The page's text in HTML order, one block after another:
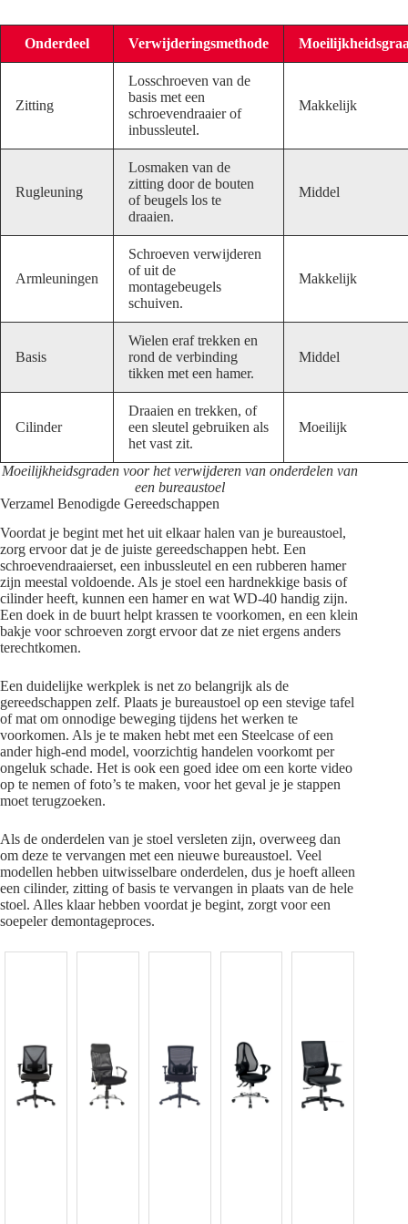
Onderdeel Verwijderingsmethode
Zitting
Losschroeven van de
basis met een
schroevendraaier of
inbussleutel.
Makkelijk
Rugleuning
Losmaken van de
zitting door de bouten
of beugels los te
draaien.
Middel
Armleuningen
Schroeven verwijderen
of uit de
montagebeugels
schuiven.
Makkelijk
Basis
Wielen eraf trekken en
rond de verbinding
tikken met een hamer.
Middel
Cilinder
Draaien en trekken, of
een sleutel gebruiken als
het vast zit.
Moeilijk
Moeilijkheidsgraden voor het verwijderen van onderdelen van
een bureaustoel
Verzamel Benodigde Gereedschappen
Voordat je begint met het uit elkaar halen van je bureaustoel,
zorg ervoor dat je de juiste gereedschappen hebt. Een
schroevendraaierset, een inbussleutel en een rubberen hamer
zijn meestal voldoende. Als je stoel een hardnekkige basis of
cilinder heeft, kunnen een hamer en wat WD-40 handig zijn.
Een doek in de buurt helpt krassen te voorkomen, en een klein
bakje voor schroeven zorgt ervoor dat ze niet ergens anders
terechtkomen.
Een duidelijke werkplek is net zo belangrijk als de
gereedschappen zelf. Plaats je bureaustoel op een stevige tafel
of mat om onnodige beweging tijdens het werken te
voorkomen. Als je te maken hebt met een Steelcase of een
ander high-end model, voorzichtig handelen voorkomt per
ongeluk schade. Het is ook een goed idee om een korte video
op te nemen of foto’s te maken, voor het geval je je stappen
moet terugzoeken.
Als de onderdelen van je stoel versleten zijn, overweeg dan
om deze te vervangen met een nieuwe bureaustoel. Veel
modellen hebben uitwisselbare onderdelen, dus je hoeft alleen
een cilinder, zitting of basis te vervangen in plaats van de hele
stoel. Alles klaar hebben voordat je begint, zorgt voor een
soepeler demontageproces.